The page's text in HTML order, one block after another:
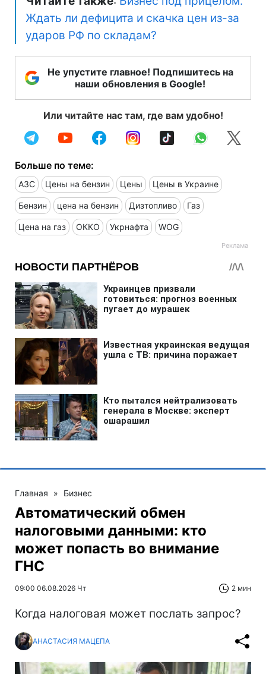
Ждать ли дефицита и скачка цен из-за
ударов РФ по складам?
Не упустите главное! Подпишитесь на
наши обновления в Google!
Или читайте нас там, где вам удобно!
Больше по теме:
АЗС Цены на бензин Цены Цены в Украине
Бензин цена на бензин Дизтопливо Газ
Цена на газ ОККО Укрнафта WOG
Главная » Бизнес
Автоматический обмен
налоговыми данными: кто
может попасть во внимание
ГНС
09:00 06.08.2026 Чт 2 мин
Когда налоговая может послать запрос?
АНАСТАСИЯ МАЦЕПА